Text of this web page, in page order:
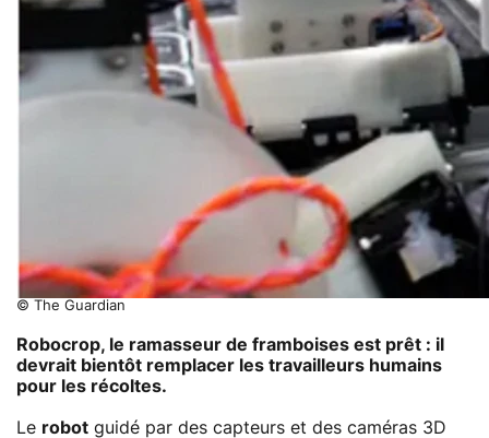
© The Guardian
Robocrop, le ramasseur de framboises est prêt : il
devrait bientôt remplacer les travailleurs humains
pour les récoltes.
Le robot guidé par des capteurs et des caméras 3D